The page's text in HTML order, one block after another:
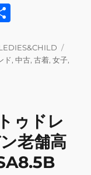
グ
ド,中古,古着,女子,
ゥドレ
老舗高